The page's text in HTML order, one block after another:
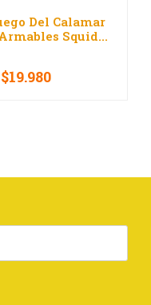
Del Calamar
Squid...
OPCIONES
$19.980